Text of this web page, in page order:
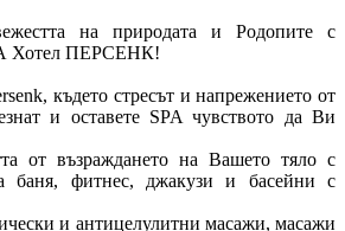
на природата и Родопите с
Хотел ПЕРСЕНК!
където стресът и напрежението от
и оставете SPA чувството да Ви
от възраждането на Вашето тяло с
баня, фитнес, джакузи и басейни с
и антицелулитни масажи, масажи